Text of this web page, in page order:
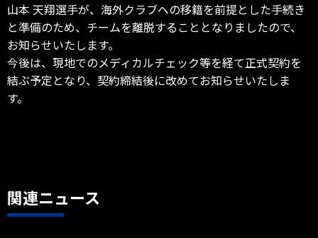
山本 天翔選手が、海外クラブへの移籍を前提とした手続き
と準備のため、チームを離脱することとなりましたので、
お知らせいたします。
今後は、現地でのメディカルチェック等を経て正式契約を
結ぶ予定となり、契約締結後に改めてお知らせいたしま
す。
関連ニュース